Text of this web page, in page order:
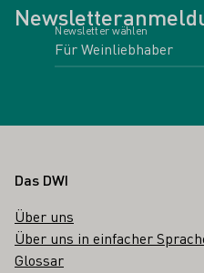
Newsletter wählen
Fußbereich
Das DWI
Über uns
Über uns in einfacher
Glossar